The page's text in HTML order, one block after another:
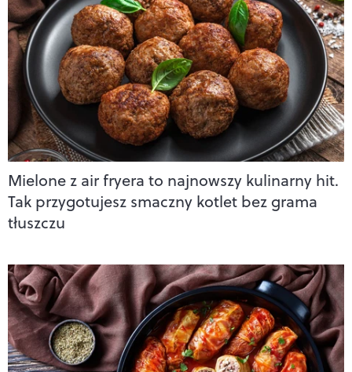
Mielone z air fryera to najnowszy kulinarny hit.
Tak przygotujesz smaczny kotlet bez grama
tłuszczu